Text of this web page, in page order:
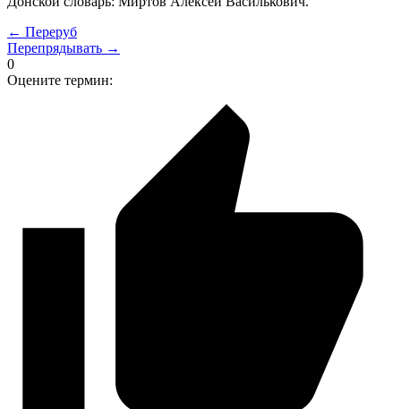
← Переруб
Перепрядывать →
0
Оцените термин: